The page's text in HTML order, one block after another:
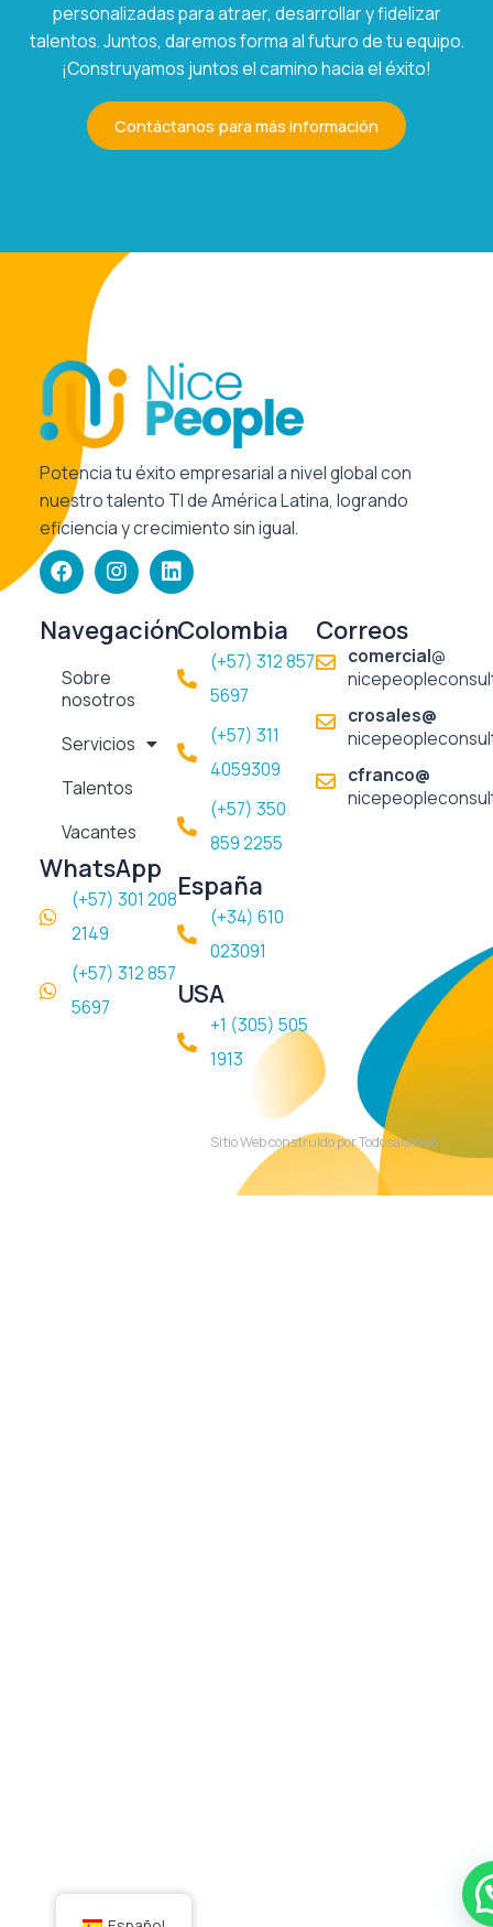
personalizadas para atraer, desarrollar y fidelizar
talentos. Juntos, daremos forma al futuro de tu equipo.
¡Construyamos juntos el camino hacia el éxito!
Contáctanos para más información
Potencia tu éxito empresarial a nivel global con
nuestro talento TI de América Latina, logrando
eficiencia y crecimiento sin igual.
F
a
c
e
b
o
o
k
I
n
s
t
a
r
a
m
L
i
n
k
e
d
Navegación
Sobre
nosotros
Servicios
Talentos
Vacantes
WhatsApp
(+57) 301 208
2149
(+57) 312 857
5697
Colombia
(+57) 312 857
5697​
(+57) 311
4059309
(+57) 350
859 2255
España
(+34) 610
023091
USA
+1 (305) 505
1913
Correos
comercial@
crosales@
cfranco@
Sitio Web construido por TodosalaWeb